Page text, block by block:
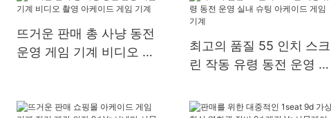
뜨거운 판매 총 사냥 동전
운영 게임 기계 비디오 촬
최고의 품질 55 인치 스크
린 작동 유령 동전 운영 실
계